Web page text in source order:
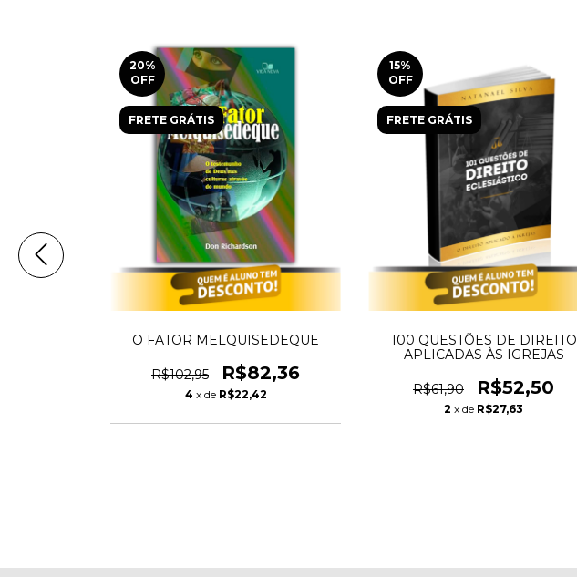
20%
OFF
FRETE GRÁTIS
O FATOR MELQUISEDEQUE
R$102,95 R$82,36
4 x de R$22,42
15%
OFF
FRETE GRÁTIS
100 QUESTÕES DE DIREITO
APLICADAS ÀS IGREJAS
R$61,90 R$52,50
2 x de R$27,63